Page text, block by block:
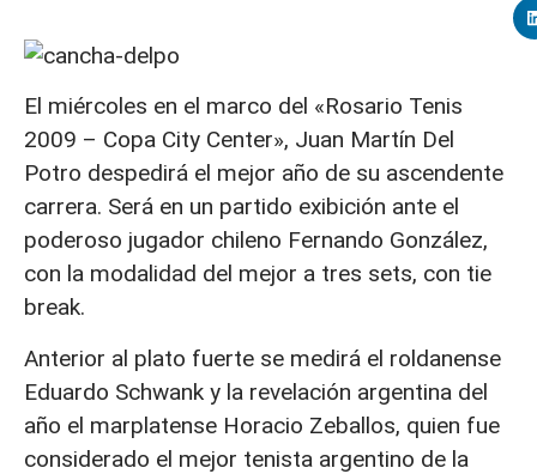
El miércoles en el marco del «Rosario Tenis
2009 – Copa City Center», Juan Martín Del
Potro despedirá el mejor año de su ascendente
carrera. Será en un partido exibición ante el
poderoso jugador chileno Fernando González,
con la modalidad del mejor a tres sets, con tie
break.
Anterior al plato fuerte se medirá el roldanense
Eduardo Schwank y la revelación argentina del
año el marplatense Horacio Zeballos, quien fue
considerado el mejor tenista argentino de la